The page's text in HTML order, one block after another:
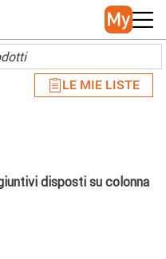
LE MIE LISTE
disposti su colonna